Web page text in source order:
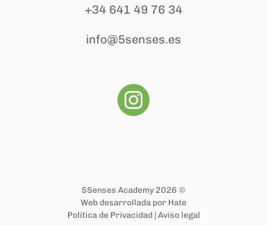
+34 641 49 76 34
info@5senses.es
5Senses Academy 2026 ©
Web desarrollada por Hate
Política de Privacidad |Aviso legal